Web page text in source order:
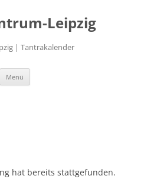
Leipzig
| Tantrakalender
Menü
hat bereits stattgefunden.